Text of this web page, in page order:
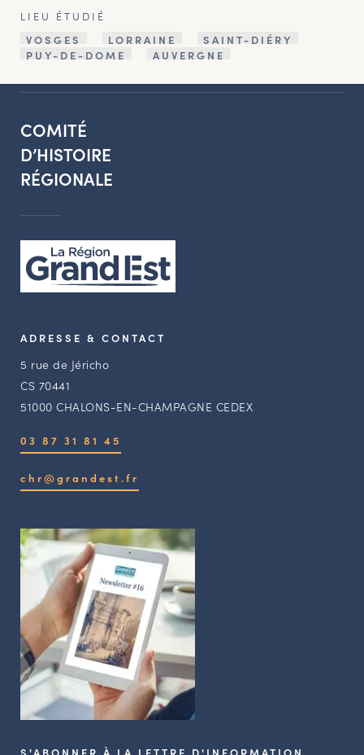
LIEU ÉTUDIÉ
VOSGES
LORRAINE
SAINT-DIÉRY
PUY-DE-DOME
AUVERGNE
COMITÉ
D’HISTOIRE
RÉGIONALE
ADRESSE & CONTACT
5 rue de Jéricho
CS 70441
51000 CHALONS-EN-CHAMPAGNE CEDEX
03 87 31 81 45
chr@grandest.fr